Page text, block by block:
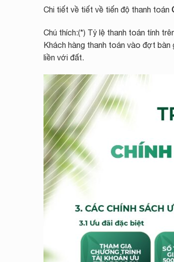
Chi tiết về tiết về tiến độ thanh toán
Chú thích:(*) Tỷ lệ thanh toán tính
Khách hàng thanh toán vào đợt bàn
liền với đất.